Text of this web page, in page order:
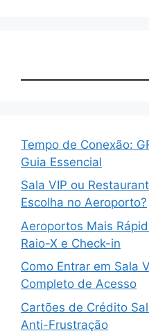
Tempo de Conexão:
Guia Essencial
Sala VIP ou
Escolha no Aeroporto?
Aeroportos Mais
Raio-X e Check-in
Como Entrar em Sala
Completo de Acesso
Cartões de Crédito
Anti-Frustração